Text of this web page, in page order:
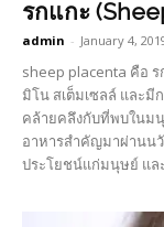
รกแกะ
admin - January 4,
sheep placenta คือ
มิโน สเต็มเซลล์ และมี
คล้ายคลึงกับที่พบในม
อาหารสำคัญมาผ่านน
ประโยชน์แก่มนุษย์ และ